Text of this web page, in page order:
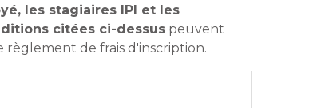
les stagiaires IPI et les
citées ci-dessus peuvent
de frais d'inscription.